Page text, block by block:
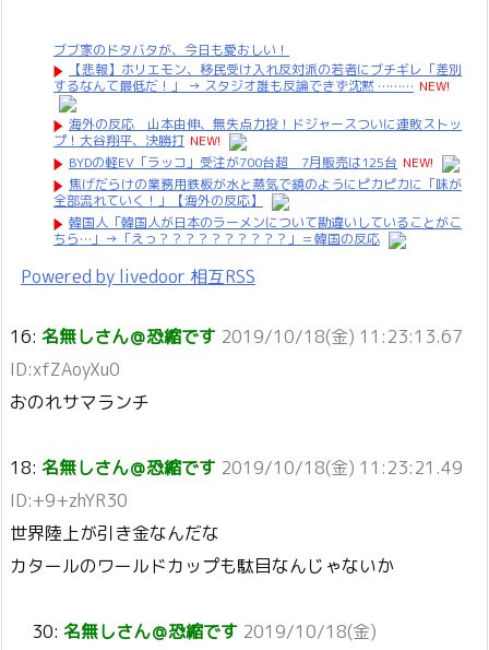
ブブ家のドタバタが、今日も愛おしい！
【悲報】ホリエモン、移民受け入れ反対派の若者にブチギレ「差別
するなんて最低だ！」 → スタジオ誰も反論できず沈黙 ……… NEW!
海外の反応 山本由伸、無失点力投！ドジャースついに連敗ストッ
プ！大谷翔平、決勝打 NEW!
BYDの軽EV「ラッコ」受注が700台超 7月販売は125台 NEW!
焦げだらけの業務用鉄板が水と蒸気で鏡のようにピカピカに「味が
全部流れていく！」【海外の反応】
韓国人「韓国人が日本のラーメンについて勘違いしていることがこ
ちら…」→「えっ？？？？？？？？？？」＝韓国の反応
Powered by livedoor 相互RSS
16: 名無しさん＠恐縮です 2019/10/18(金) 11:23:13.67
ID:xfZAoyXu0
おのれサマランチ
18: 名無しさん＠恐縮です 2019/10/18(金) 11:23:21.49
ID:+9+zhYR30
世界陸上が引き金なんだな
カタールのワールドカップも駄目なんじゃないか
30: 名無しさん＠恐縮です 2019/10/18(金)